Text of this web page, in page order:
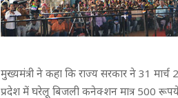
मुख्यमंत्री ने कहा कि राज्य सरकार ने 31
प्रदेश में घरेलू बिजली कनेक्शन मात्र 500